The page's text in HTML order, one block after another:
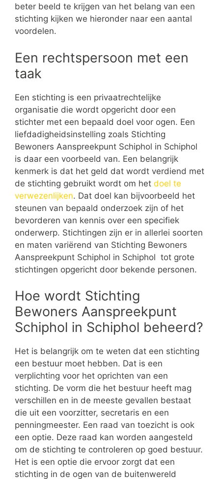
beter beeld te krijgen van het belang van een
stichting kijken we hieronder naar een aantal
voordelen.
Een rechtspersoon met een
taak
Een stichting is een privaatrechtelijke
organisatie die wordt opgericht door een
stichter met een bepaald doel voor ogen. Een
liefdadigheidsinstelling zoals Stichting
Bewoners Aanspreekpunt Schiphol in Schiphol
is daar een voorbeeld van. Een belangrijk
kenmerk is dat het geld dat wordt verdiend met
de stichting gebruikt wordt om het doel te
verwezenlijken. Dat doel kan bijvoorbeeld het
steunen van bepaald onderzoek zijn of het
bevorderen van kennis over een specifiek
onderwerp. Stichtingen zijn er in allerlei soorten
en maten variërend van Stichting Bewoners
Aanspreekpunt Schiphol in Schiphol tot grote
stichtingen opgericht door bekende personen.
Hoe wordt Stichting
Bewoners Aanspreekpunt
Schiphol in Schiphol beheerd?
Het is belangrijk om te weten dat een stichting
een bestuur moet hebben. Dat is een
verplichting voor het oprichten van een
stichting. De vorm die het bestuur heeft mag
verschillen en in de meeste gevallen bestaat
die uit een voorzitter, secretaris en een
penningmeester. Een raad van toezicht is ook
een optie. Deze raad kan worden aangesteld
om de stichting te controleren op goed bestuur.
Het is een optie die ervoor zorgt dat een
stichting in de ogen van de buitenwereld